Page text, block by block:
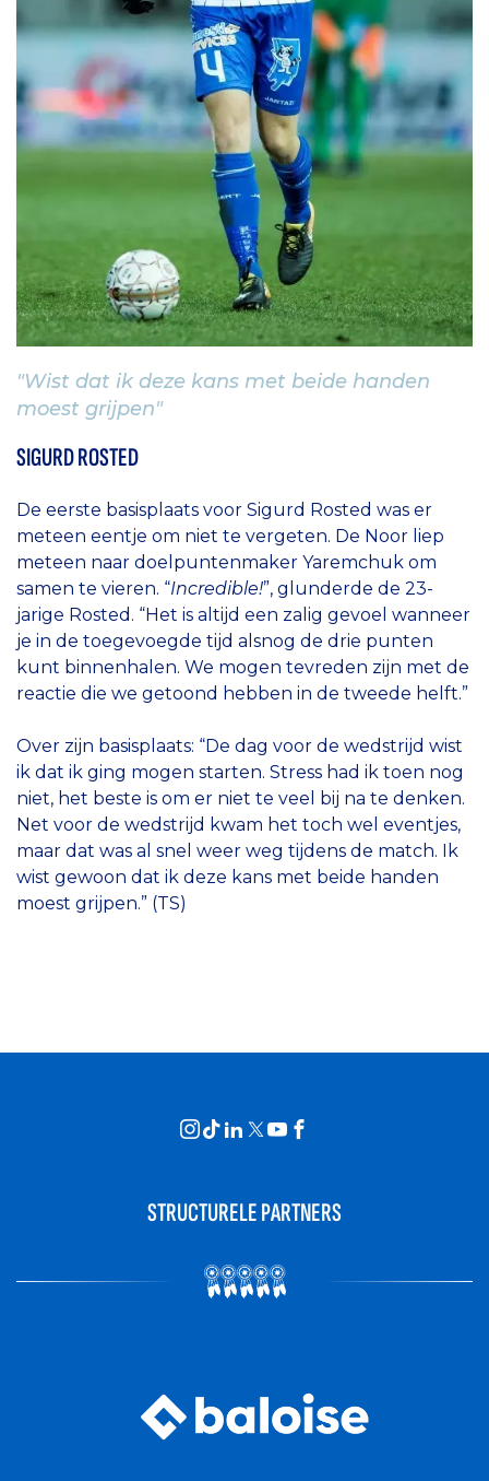
"Wist dat ik deze kans met beide handen
moest grijpen"
SIGURD ROSTED
De eerste basisplaats voor Sigurd Rosted was er
meteen eentje om niet te vergeten. De Noor liep
meteen naar doelpuntenmaker Yaremchuk om
samen te vieren. “Incredible!”, glunderde de 23-
jarige Rosted. “Het is altijd een zalig gevoel wanneer
je in de toegevoegde tijd alsnog de drie punten
kunt binnenhalen. We mogen tevreden zijn met de
reactie die we getoond hebben in de tweede helft.”
Over zijn basisplaats: “De dag voor de wedstrijd wist
ik dat ik ging mogen starten. Stress had ik toen nog
niet, het beste is om er niet te veel bij na te denken.
Net voor de wedstrijd kwam het toch wel eventjes,
maar dat was al snel weer weg tijdens de match. Ik
wist gewoon dat ik deze kans met beide handen
moest grijpen.” (TS)
STRUCTURELE PARTNERS